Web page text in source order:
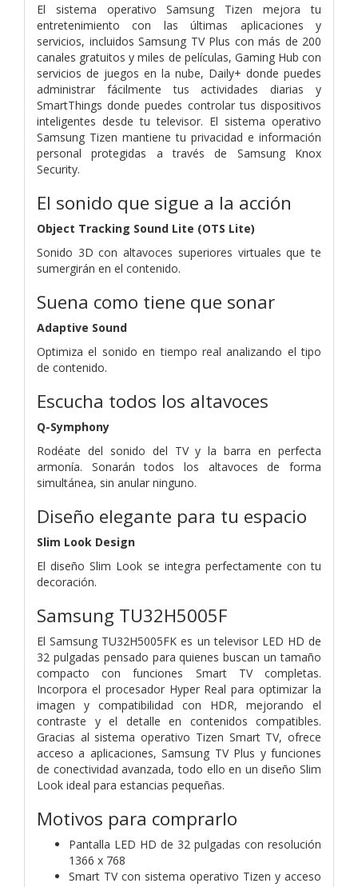
El sistema operativo Samsung Tizen mejora tu
entretenimiento con las últimas aplicaciones y
servicios, incluidos Samsung TV Plus con más de 200
canales gratuitos y miles de películas, Gaming Hub con
servicios de juegos en la nube, Daily+ donde puedes
administrar fácilmente tus actividades diarias y
SmartThings donde puedes controlar tus dispositivos
inteligentes desde tu televisor. El sistema operativo
Samsung Tizen mantiene tu privacidad e información
personal protegidas a través de Samsung Knox
Security.
El sonido que sigue a la acción
Object Tracking Sound Lite (OTS Lite)
Sonido 3D con altavoces superiores virtuales que te
sumergirán en el contenido.
Suena como tiene que sonar
Adaptive Sound
Optimiza el sonido en tiempo real analizando el tipo
de contenido.
Escucha todos los altavoces
Q-Symphony
Rodéate del sonido del TV y la barra en perfecta
armonía. Sonarán todos los altavoces de forma
simultánea, sin anular ninguno.
Diseño elegante para tu espacio
Slim Look Design
El diseño Slim Look se integra perfectamente con tu
decoración.
Samsung TU32H5005F
El Samsung TU32H5005FK es un televisor LED HD de
32 pulgadas pensado para quienes buscan un tamaño
compacto con funciones Smart TV completas.
Incorpora el procesador Hyper Real para optimizar la
imagen y compatibilidad con HDR, mejorando el
contraste y el detalle en contenidos compatibles.
Gracias al sistema operativo Tizen Smart TV, ofrece
acceso a aplicaciones, Samsung TV Plus y funciones
de conectividad avanzada, todo ello en un diseño Slim
Look ideal para estancias pequeñas.
Motivos para comprarlo
Pantalla LED HD de 32 pulgadas con resolución
1366 x 768
Smart TV con sistema operativo Tizen y acceso